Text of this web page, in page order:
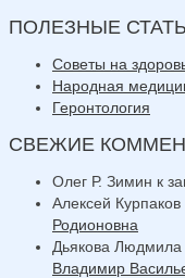
ПОЛЕЗНЫЕ
Советы на
Народная
Геронтология
СВЕЖИЕ
Олег Р. Зимин к
Алексей Курпаков
Родионовна
Дьякова Людмила
Владимир